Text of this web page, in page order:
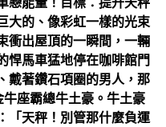
大的、像彩虹一樣的光束
衝出屋頂的一瞬間，一輛
悍馬車猛地停在咖啡館門
戴著鑽石項圈的男人，那
座霸總牛土豪。牛土豪
「天秤！別管那什麼負運